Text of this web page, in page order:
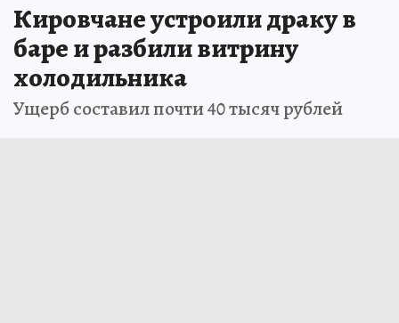
Кировчане устроили драку в
баре и разбили витрину
холодильника
Ущерб составил почти 40 тысяч рублей